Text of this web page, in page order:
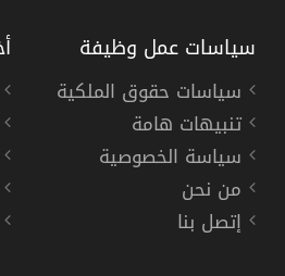
شركة الراشد توفر 13 وظيفة في مناطق الشرقية والوسطي
شركة راشد عبدالرحمن
سياسات عمل وظيفة
سياسات حقوق الملكية
تنبيهات هامة
سياسة الخصوصية
من نحن
إتصل بنا